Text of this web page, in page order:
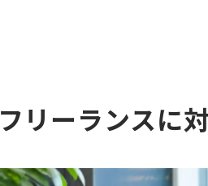
フリーランスに